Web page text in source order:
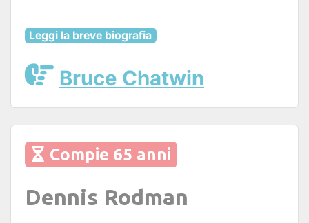
Leggi la breve biografia
Bruce Chatwin
Compie 65 anni
Dennis Rodman